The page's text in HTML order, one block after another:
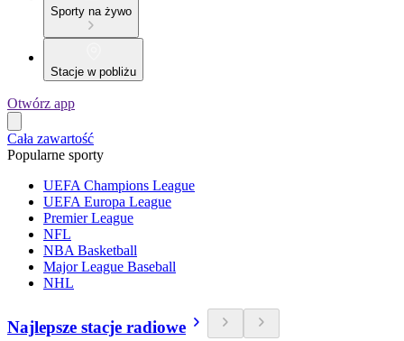
Sporty na żywo
Stacje w pobliżu
Otwórz app
Cała zawartość
Popularne sporty
UEFA Champions League
UEFA Europa League
Premier League
NFL
NBA Basketball
Major League Baseball
NHL
Najlepsze stacje radiowe